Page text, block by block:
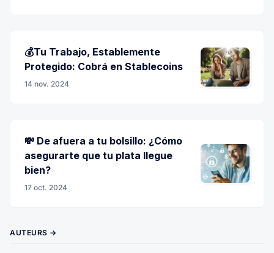
💰Tu Trabajo, Establemente
Protegido: Cobrá en Stablecoins
14 nov. 2024
💸 De afuera a tu bolsillo: ¿Cómo
asegurarte que tu plata llegue
bien?
17 oct. 2024
AUTEURS →